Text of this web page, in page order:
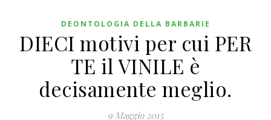
DEONTOLOGIA DELLA BARBARIE
DIECI motivi per cui PER
TE il VINILE è
decisamente meglio.
9 Maggio 2015